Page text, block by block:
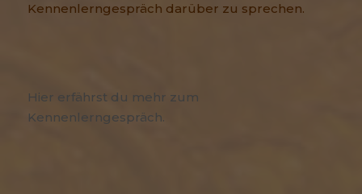
Kennenlerngespräch darüber zu sprechen.
Hier erfährst du mehr zum
Kennenlerngespräch.